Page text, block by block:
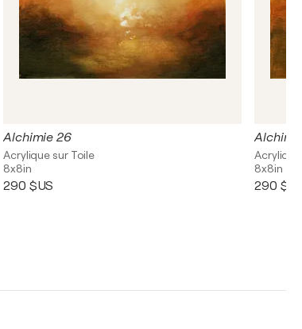
Alchimie 26
Acrylique sur Toile
8x8in
290 $US
8x8in
290